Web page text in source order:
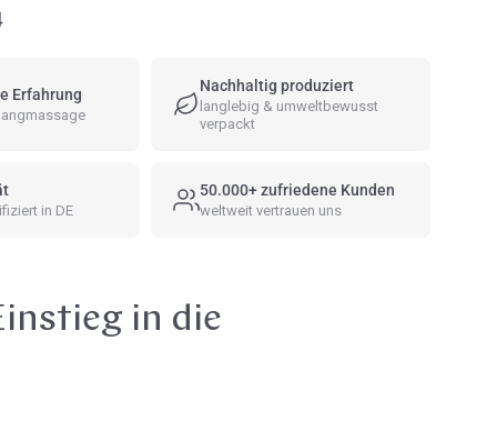
Erfahrung Nachhaltig produziert
langlebig & umweltbewusst
verpackt
in DE
50.000+ zufriedene Kunden
weltweit vertrauen uns
in die